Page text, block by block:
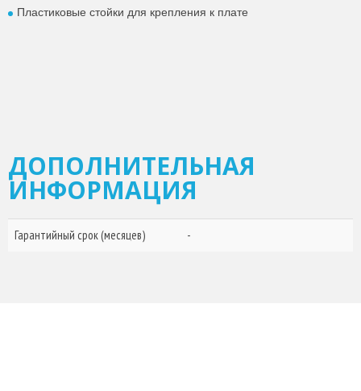
Пластиковые стойки для крепления к плате
ДОПОЛНИТЕЛЬНАЯ
ИНФОРМАЦИЯ
Гарантийный срок (месяцев) -